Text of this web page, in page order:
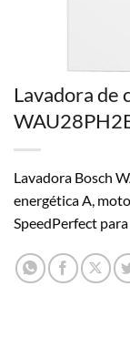
Lavadora de
Lavadora Bosch
energética A,
SpeedPerfect